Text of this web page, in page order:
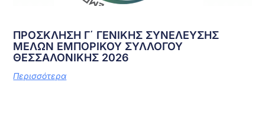
ΠΡΟΣΚΛΗΣΗ Γ΄ ΓΕΝΙΚΗΣ ΣΥΝΕΛΕΥΣΗΣ
ΜΕΛΩΝ ΕΜΠΟΡΙΚΟΥ ΣΥΛΛΟΓΟΥ
ΘΕΣΣΑΛΟΝΙΚΗΣ 2026
Περισσότερα